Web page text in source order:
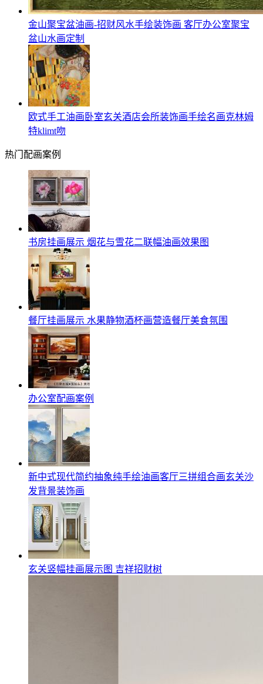
金山聚宝盆油画-招财风水手绘装饰画 客厅办公室聚宝
盆山水画定制
欧式手工油画卧室玄关酒店会所装饰画手绘名画克林姆
特klimt吻
热门配画案例
书房挂画展示 烟花与雪花二联幅油画效果图
餐厅挂画展示 水果静物酒杯画营造餐厅美食氛围
办公室配画案例
新中式现代简约抽象纯手绘油画客厅三拼组合画玄关沙
发背景装饰画
玄关竖幅挂画展示图 吉祥招财树